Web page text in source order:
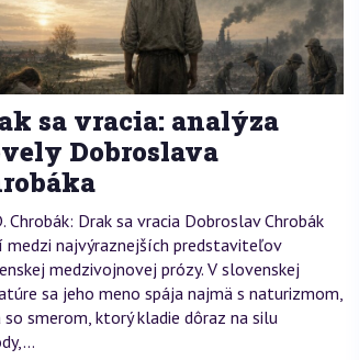
sa vracia: analýza
Dobroslava
Chrobák: Drak sa vracia Dobroslav Chrobák
medzi najvýraznejších predstaviteľov
medzivojnovej prózy. V slovenskej
sa jeho meno spája najmä s naturizmom,
so smerom, ktorý kladie dôraz na silu